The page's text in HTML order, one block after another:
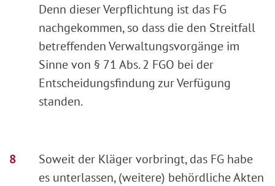
Denn dieser Verpflichtung ist das FG
nachgekommen, so dass die den Streitfall
betreffenden Verwaltungsvorgänge im
Sinne von § 71 Abs. 2 FGO bei der
Entscheidungsfindung zur Verfügung
standen.
Soweit der Kläger vorbringt, das FG habe
es unterlassen, (weitere) behördliche Akten